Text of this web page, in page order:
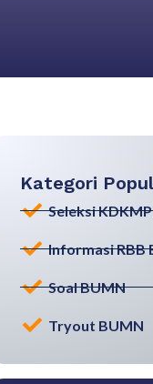
Kategori
Seleksi
Informasi RBB
Soal BUMN
Tryout BUMN